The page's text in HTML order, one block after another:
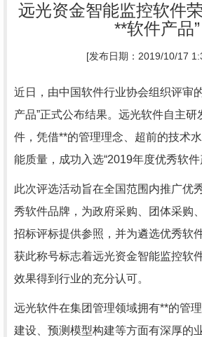
远光资金智能监控软件
**软件产品”
[发布日期：2019/10/17
近日，由中国软件行业协会组织评审
产品”正式公布结果。远光软件自主
件，凭借**的管理理念、超前的技术
能质量，成功入选“2019年度优秀软件
此次评选活动旨在全国范围内推广优
秀软件品牌，为政府采购、团体采购
招标评标提供参照，并为遴选优秀软
获此称号标志着远光资金智能监控软
效果得到行业的充分认可。
远光软件在集团管理领域拥有**的管
建设、预测模型构建等方面有深厚的